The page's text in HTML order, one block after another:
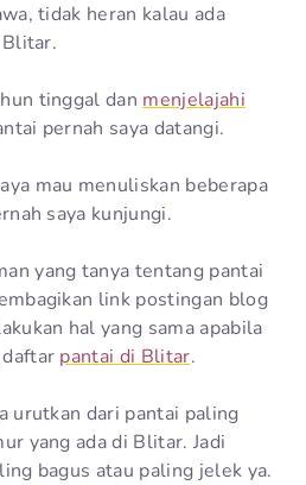
tidak heran kalau ada
tinggal dan menjelajahi
pernah saya datangi.
mau menuliskan beberapa
saya kunjungi.
yang tanya tentang pantai
link postingan blog
hal yang sama apabila
pantai di Blitar.
urutkan dari pantai paling
yang ada di Blitar. Jadi
bagus atau paling jelek ya.